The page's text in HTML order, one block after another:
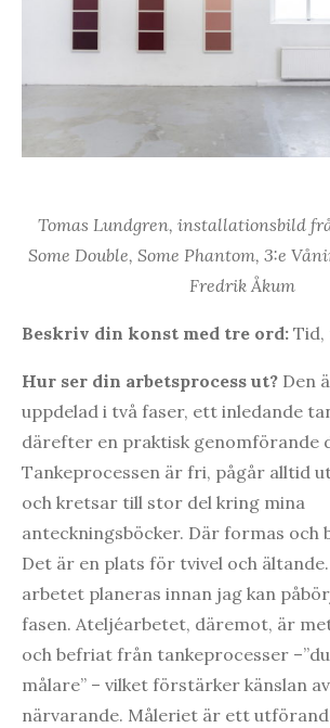
Tomas Lundgren, installationsbild
Some Double, Some Phantom, 3:e
Fredrik Åkum
Beskriv din konst med tre ord: Tid,
Hur ser din arbetsprocess ut? Den
uppdelad i två faser, ett inledande
därefter en praktisk genomförande
Tankeprocessen är fri, pågår alltid
och kretsar till stor del kring mina
anteckningsböcker. Där formas och
Det är en plats för tvivel och
arbetet planeras innan jag kan
fasen. Ateljéarbetet, däremot, är
och befriat från tankeprocesser
målare” – vilket förstärker känslan
närvarande. Måleriet är ett